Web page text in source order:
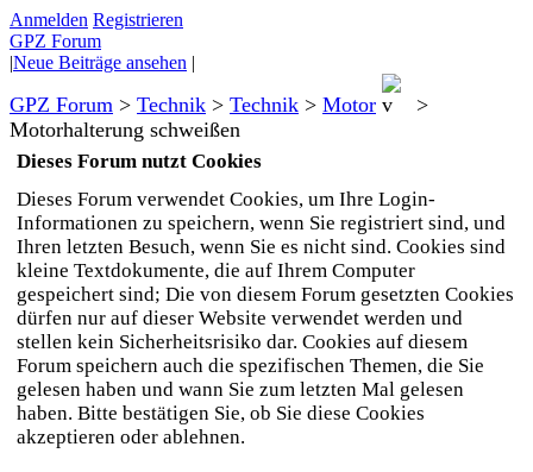
Anmelden Registrieren
GPZ Forum
|Neue Beiträge ansehen |
GPZ Forum > Technik > Technik > Motor
>
Motorhalterung schweißen
Dieses Forum nutzt Cookies
Dieses Forum verwendet Cookies, um Ihre Login-
Informationen zu speichern, wenn Sie registriert sind, und
Ihren letzten Besuch, wenn Sie es nicht sind. Cookies sind
kleine Textdokumente, die auf Ihrem Computer
gespeichert sind; Die von diesem Forum gesetzten Cookies
dürfen nur auf dieser Website verwendet werden und
stellen kein Sicherheitsrisiko dar. Cookies auf diesem
Forum speichern auch die spezifischen Themen, die Sie
gelesen haben und wann Sie zum letzten Mal gelesen
haben. Bitte bestätigen Sie, ob Sie diese Cookies
akzeptieren oder ablehnen.